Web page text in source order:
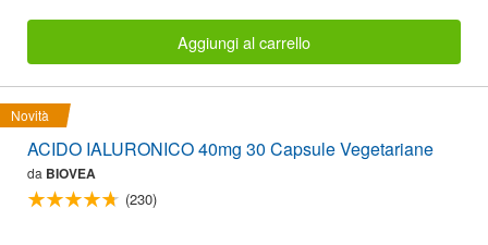
Aggiungi al carrello
Novità
ACIDO IALURONICO 40mg 30 Capsule Vegetariane
da BIOVEA
(230)